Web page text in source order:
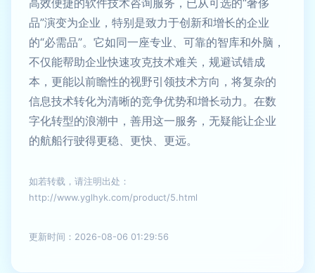
品”演变为企业，特别是致力于创新和增长的企业
的“必需品”。它如同一座专业、可靠的智库和外脑，
不仅能帮助企业快速攻克技术难关，规避试错成
本，更能以前瞻性的视野引领技术方向，将复杂的
信息技术转化为清晰的竞争优势和增长动力。在数
字化转型的浪潮中，善用这一服务，无疑能让企业
的航船行驶得更稳、更快、更远。
如若转载，请注明出处：
http://www.yglhyk.com/product/5.html
更新时间：2026-08-06 01:29:56